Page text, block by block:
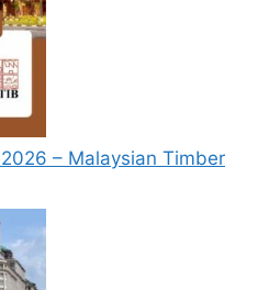
– Malaysian Timber